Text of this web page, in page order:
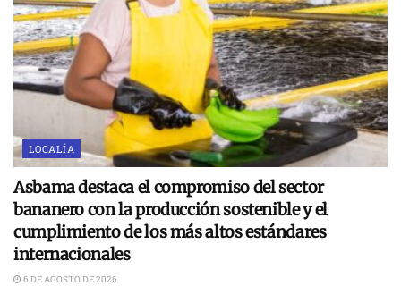
LOCALÍA
Asbama destaca el compromiso del sector
bananero con la producción sostenible y el
cumplimiento de los más altos estándares
internacionales
6 DE AGOSTO DE 2026